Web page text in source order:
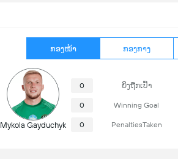
ກອງໜ້າ ກອງກາງ
Mykola Gayduchyk
0 ຍິງຖືກເປົ້າ
0 Winning Goal
0 PenaltiesTaken